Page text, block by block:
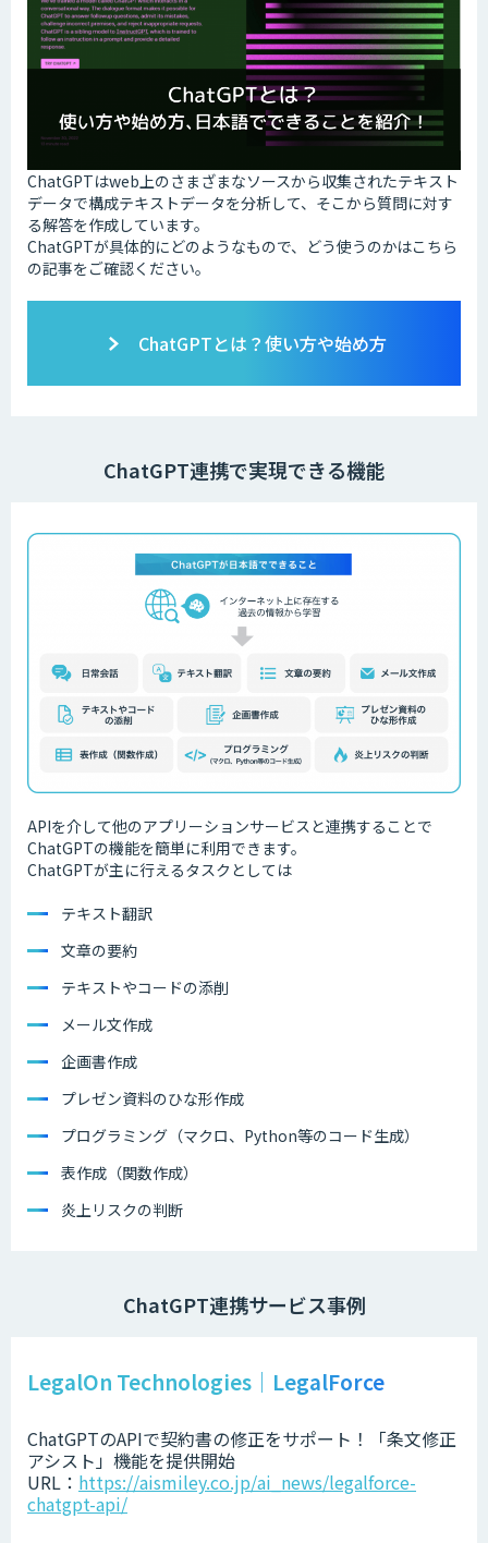
ChatGPTはweb上のさまざまなソースから収集されたテキスト
データで構成テキストデータを分析して、そこから質問に対す
る解答を作成しています。
ChatGPTが具体的にどのようなもので、どう使うのかはこちら
の記事をご確認ください。
ChatGPTとは？使い方や始め方
ChatGPT連携で実現できる機能
APIを介して他のアプリーションサービスと連携することで
ChatGPTの機能を簡単に利用できます。
ChatGPTが主に行えるタスクとしては
テキスト翻訳
文章の要約
テキストやコードの添削
メール文作成
企画書作成
プレゼン資料のひな形作成
プログラミング（マクロ、Python等のコード生成）
表作成（関数作成）
炎上リスクの判断
ChatGPT連携サービス事例
LegalOn Technologies｜LegalForce
ChatGPTのAPIで契約書の修正をサポート！「条文修正
アシスト」機能を提供開始
URL： https://aismiley.co.jp/ai_news/legalforce-
chatgpt-api/